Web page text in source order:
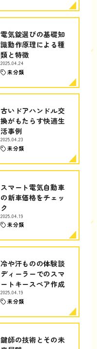
電気錠選びの基礎知
識動作原理による種
類と特徴
2025.04.24
未分類
古いドアハンドル交
換がもたらす快適生
活事例
2025.04.23
未分類
スマート電気自動車
の新車価格をチェッ
ク
2025.04.19
未分類
冷や汗ものの体験談
ディーラーでのスマ
ートキースペア作成
2025.04.19
未分類
鍵師の技術とその未